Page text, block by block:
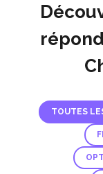
TOUTES